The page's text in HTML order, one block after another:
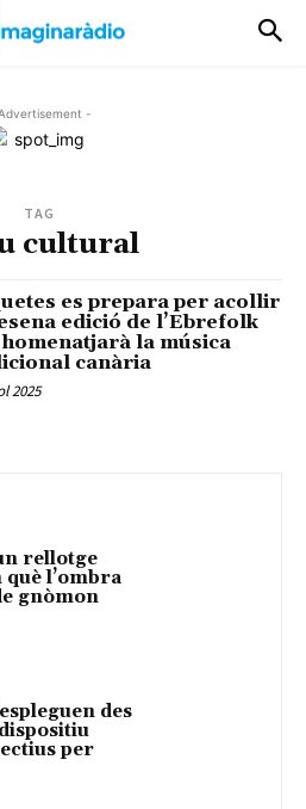
-
TAG
cultural
es prepara per acollir
edició de l’Ebrefolk
la música
canària
2025
rellotge
l’ombra
gnòmon
des
per